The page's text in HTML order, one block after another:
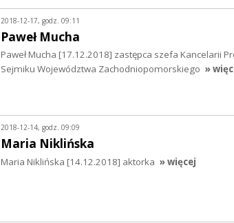
2018-12-17, godz. 09:11
Paweł Mucha
Paweł Mucha [17.12.2018] zastępca szefa Kancelarii
Sejmiku Województwa Zachodniopomorskiego »
2018-12-14, godz. 09:09
Maria Niklińska
Maria Niklińska [14.12.2018] aktorka » więcej